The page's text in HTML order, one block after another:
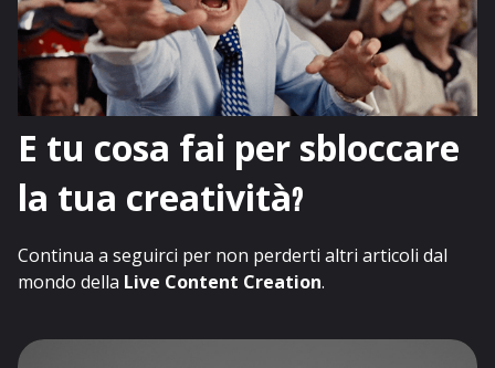
E tu cosa fai per sbloccare
la tua creatività?
Continua a seguirci per non perderti altri articoli dal
mondo della Live Content Creation.